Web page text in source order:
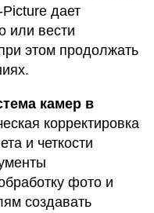
дает
или вести
этом продолжать
камер в
корректировка
и четкости
фото и
создавать